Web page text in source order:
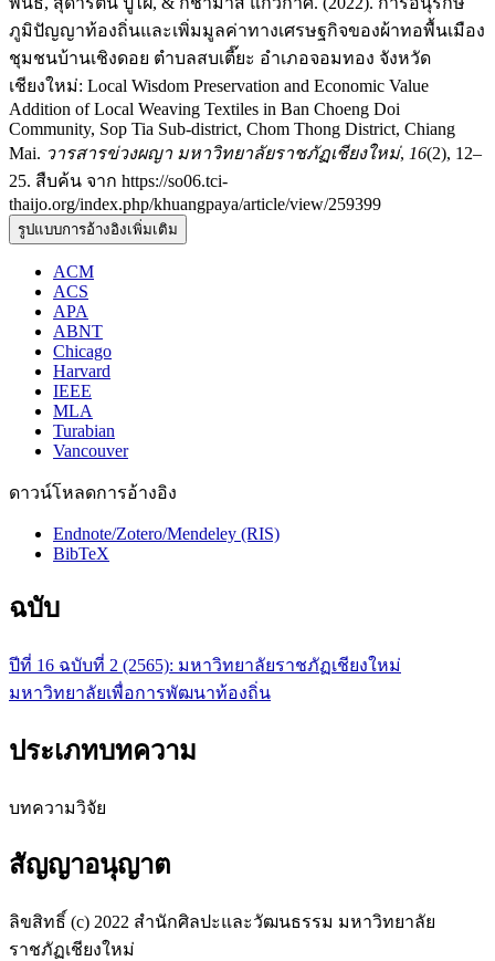
ภูมิปัญญาท้องถิ่นและเพิ่มมูลค่าทางเศรษฐกิจของผ้าทอพื้นเมือง
ชุมชนบ้านเชิงดอย ตำบลสบเตี๊ยะ อำเภอจอมทอง จังหวัด
เชียงใหม่: Local Wisdom Preservation and Economic Value
Addition of Local Weaving Textiles in Ban Choeng Doi
Community, Sop Tia Sub-district, Chom Thong District, Chiang
Mai. วารสารข่วงผญา มหาวิทยาลัยราชภัฏเชียงใหม่, 16(2), 12–
25. สืบค้น จาก https://so06.tci-
thaijo.org/index.php/khuangpaya/article/view/259399
รูปแบบการอ้างอิงเพิ่มเติม
ACM
ACS
APA
ABNT
Chicago
Harvard
IEEE
MLA
Turabian
Vancouver
ดาวน์โหลดการอ้างอิง
Endnote/Zotero/Mendeley (RIS)
BibTeX
ฉบับ
ปีที่ 16 ฉบับที่ 2 (2565): มหาวิทยาลัยราชภัฏเชียงใหม่
มหาวิทยาลัยเพื่อการพัฒนาท้องถิ่น
ประเภทบทความ
บทความวิจัย
สัญญาอนุญาต
ลิขสิทธิ์ (c) 2022 สำนักศิลปะและวัฒนธรรม มหาวิทยาลัย
ราชภัฏเชียงใหม่